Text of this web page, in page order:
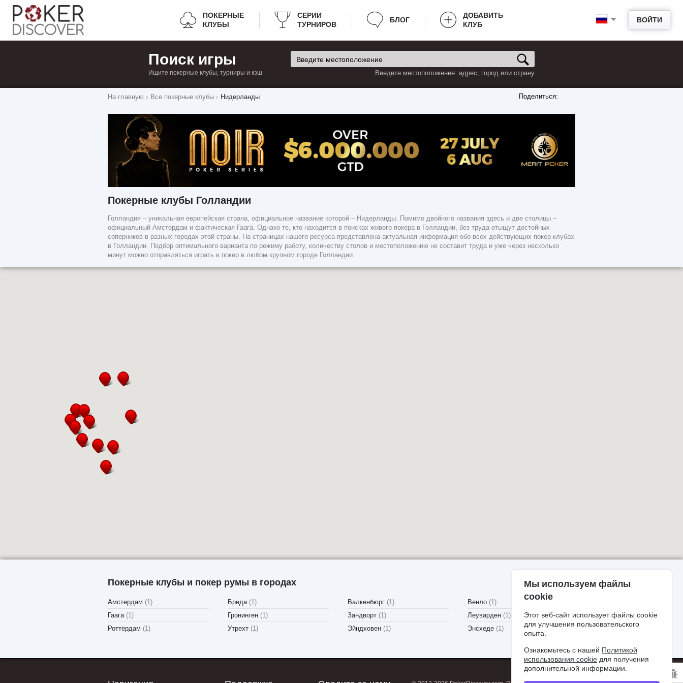
ВОЙТИ
ПОКЕРНЫЕ
КЛУБЫ
СЕРИИ
ТУРНИРОВ
БЛОГ
ДОБАВИТЬ
КЛУБ
Поиск игры
Ищите покерные клубы, турниры и кэш Введите местоположение: адрес, город или страну
Поделиться:
На главную Все покерные клубы Нидерланды
Покерные клубы Голландии
Голландия – уникальная европейская страна, официальное название которой – Нидерланды. Помимо двойного названия здесь и две столицы –
официальный Амстердам и фактическая Гаага. Однако те, кто находится в поисках живого покера в Голландии, без труда отыщут достойных
соперников в разных городах этой страны. На страницах нашего ресурса представлена актуальная информация обо всех действующих покер клубах
в Голландии. Подбор оптимального варианта по режиму работу, количеству столов и местоположению не составит труда и уже через несколько
минут можно отправляться играть в покер в любом крупном городе Голландии.
Покерные клубы и покер румы в городах
Амстердам (1) Бреда (1) Валкенбюрг (1) Венло (1)
Гаага (1) Гронинген (1) Зандворт (1) Леуварден (1)
Роттердам (1) Утрехт (1) Эйндховен (1) Энсхеде (1)
Мы используем файлы
cookie
Этот веб-сайт использует файлы cookie
для улучшения пользовательского
опыта.
Ознакомьтесь с нашей Политикой
использования cookie для получения
дополнительной информации.